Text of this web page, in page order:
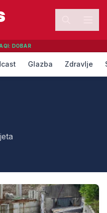
AQI: DOBAR
Glazba Zdravlje